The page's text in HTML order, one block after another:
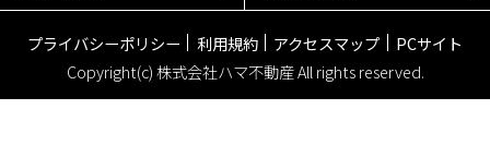
プライバシーポリシー 利用規約 アクセスマップ
PCサイト
Copyright(c) 株式会社ハマ不動産 All rights reserved.